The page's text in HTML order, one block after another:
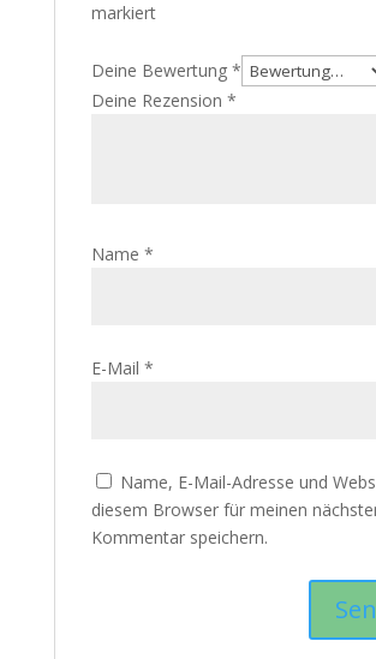
markiert
Deine Bewertung *
Deine Rezension *
Name *
E-Mail *
Name, E-Mail-Adresse und
diesem Browser für meinen
Kommentar speichern.